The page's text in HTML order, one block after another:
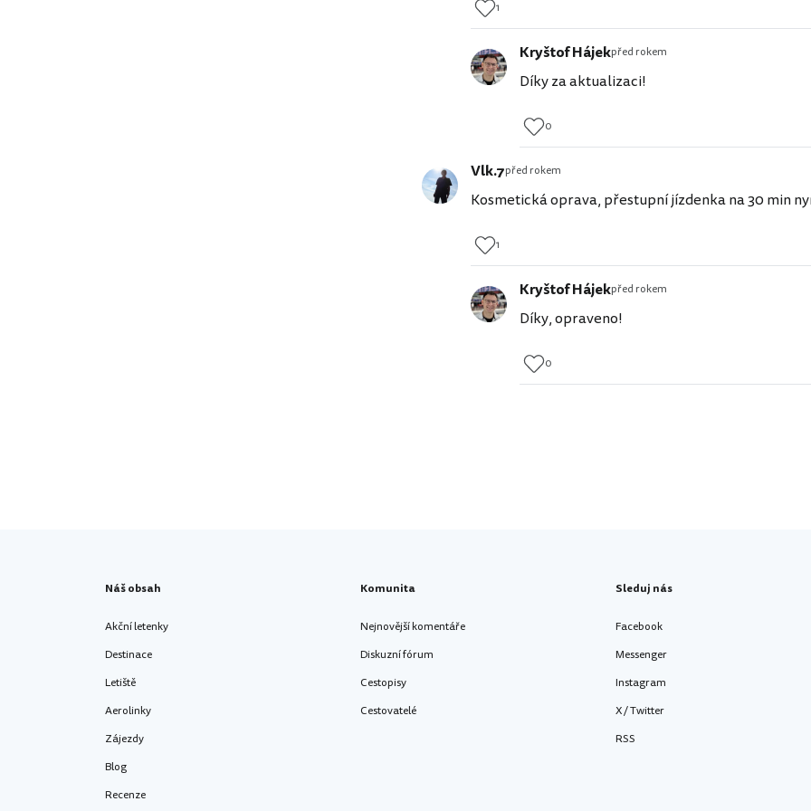
1
Kryštof Hájekpřed rokem
Díky za aktualizaci!
0
Vlk.7před rokem
Kosmetická oprava, přestupní jízdenka na 30 min
1
Kryštof Hájekpřed rokem
Díky, opraveno!
0
Náš obsah
Akční letenky
Destinace
Letiště
Aerolinky
Zájezdy
Blog
Recenze
Komunita
Nejnovější komentáře
Diskuzní fórum
Cestopisy
Cestovatelé
Sleduj nás
Facebook
Messenger
Instagram
X / Twitter
RSS